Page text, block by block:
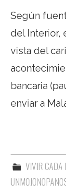
Según
del Interior,
vista del
bancaria
enviar a
VIVIR CADA